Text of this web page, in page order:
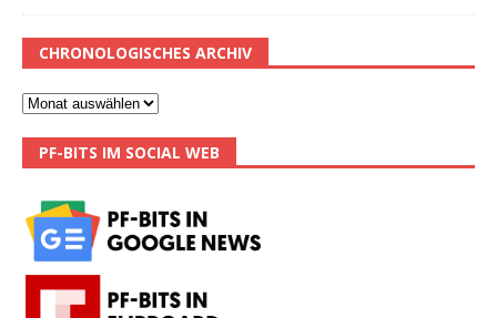
CHRONOLOGISCHES ARCHIV
PF-BITS IM SOCIAL WEB